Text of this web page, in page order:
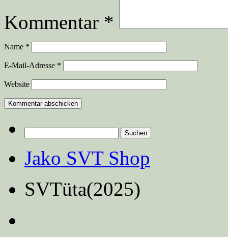
Kommentar *
Name *
E-Mail-Adresse *
Website
nach:
Jako SVT Shop
SVTüta(2025)